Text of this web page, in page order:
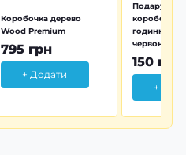
Коробочка дерево
Wood Premium
795 грн
+ Додати
коробочка
годинника
червона
150 грн
+